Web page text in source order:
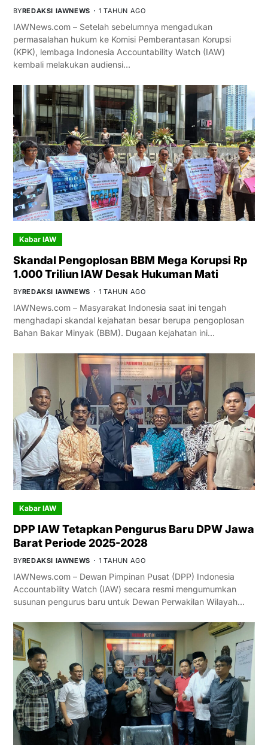
BYREDAKSI IAWNEWS 1 TAHUN AGO
IAWNews.com – Setelah sebelumnya mengadukan
permasalahan hukum ke Komisi Pemberantasan Korupsi
(KPK), lembaga Indonesia Accountability Watch (IAW)
kembali melakukan audiensi…
Kabar IAW
Skandal Pengoplosan BBM Mega Korupsi Rp
1.000 Triliun IAW Desak Hukuman Mati
BYREDAKSI IAWNEWS 1 TAHUN AGO
IAWNews.com – Masyarakat Indonesia saat ini tengah
menghadapi skandal kejahatan besar berupa pengoplosan
Bahan Bakar Minyak (BBM). Dugaan kejahatan ini…
Kabar IAW
DPP IAW Tetapkan Pengurus Baru DPW Jawa
Barat Periode 2025-2028
BYREDAKSI IAWNEWS 1 TAHUN AGO
IAWNews.com – Dewan Pimpinan Pusat (DPP) Indonesia
Accountability Watch (IAW) secara resmi mengumumkan
susunan pengurus baru untuk Dewan Perwakilan Wilayah…